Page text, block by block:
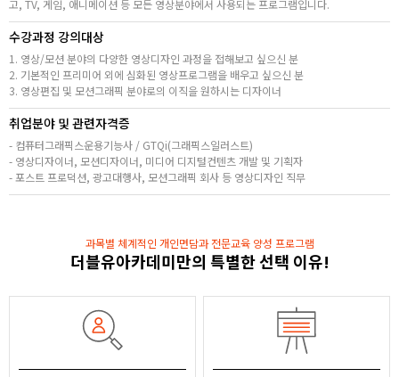
고, TV, 게임, 애니메이션 등 모든 영상분야에서 사용되는 프로그램입니다.
수강과정 강의대상
1. 영상/모션 분야의 다양한 영상디자인 과정을 접해보고 싶으신 분
2. 기본적인 프리미어 외에 심화된 영상프로그램을 배우고 싶으신 분
3. 영상편집 및 모션그래픽 분야로의 이직을 원하시는 디자이너
취업분야 및 관련자격증
- 컴퓨터그래픽스운용기능사 / GTQi(그래픽스일러스트)
- 영상디자이너, 모션디자이너, 미디어 디지털컨텐츠 개발 및 기획자
- 포스트 프로덕션, 광고대행사, 모션그래픽 회사 등 영상디자인 직무
과목별 체계적인 개인면담과 전문교육 양성 프로그램
더블유아카데미만의 특별한 선택 이유!